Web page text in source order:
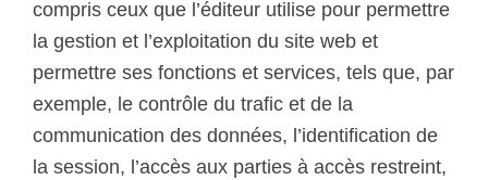
compris ceux que l’éditeur utilise pour permettre
la gestion et l’exploitation du site web et
permettre ses fonctions et services, tels que, par
exemple, le contrôle du trafic et de la
communication des données, l’identification de
la session, l’accès aux parties à accès restreint,